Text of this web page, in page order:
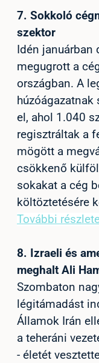
7. Sokkoló
szektor
Idén januárban
megugrott a
országban. A
húzóágazatnak
el, ahol 1.040
regisztráltak a
mögött a
csökkenő
sokakat a cég
költöztetésére
További
8. Izraeli és
meghalt Ali
Szombaton
légitámadást
Államok Irán
a teheráni
- életét